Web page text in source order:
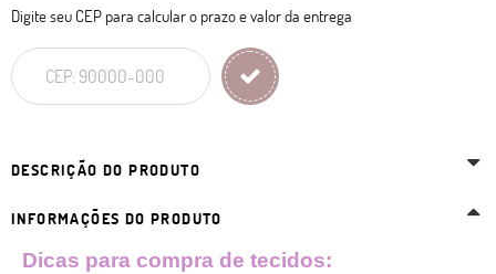
Digite seu CEP para calcular o prazo e valor da entrega
DESCRIÇÃO DO PRODUTO
INFORMAÇÕES DO PRODUTO
Dicas para compra de tecidos: